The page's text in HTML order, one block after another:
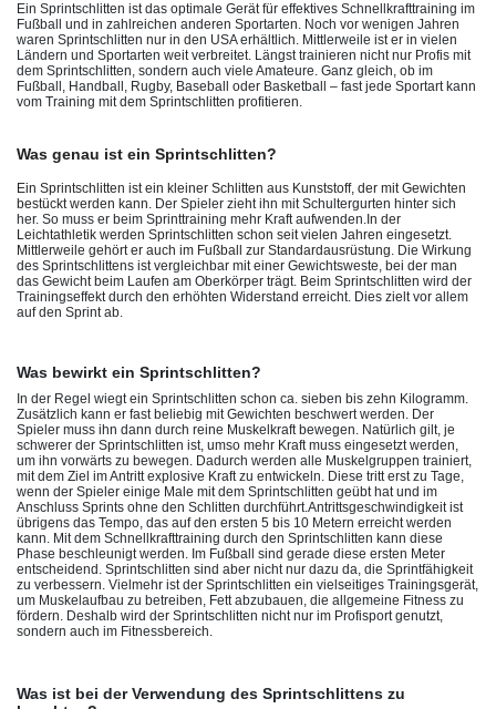
Ein Sprintschlitten ist das optimale Gerät für effektives Schnellkrafttraining im
Fußball und in zahlreichen anderen Sportarten. Noch vor wenigen Jahren
waren Sprintschlitten nur in den USA erhältlich. Mittlerweile ist er in vielen
Ländern und Sportarten weit verbreitet. Längst trainieren nicht nur Profis mit
dem Sprintschlitten, sondern auch viele Amateure. Ganz gleich, ob im
Fußball, Handball, Rugby, Baseball oder Basketball – fast jede Sportart kann
vom Training mit dem Sprintschlitten profitieren.
Was genau ist ein Sprintschlitten?
Ein Sprintschlitten ist ein kleiner Schlitten aus Kunststoff, der mit Gewichten
bestückt werden kann. Der Spieler zieht ihn mit Schultergurten hinter sich
her. So muss er beim Sprinttraining mehr Kraft aufwenden. In der
Leichtathletik werden Sprintschlitten schon seit vielen Jahren eingesetzt.
Mittlerweile gehört er auch im Fußball zur Standardausrüstung. Die Wirkung
des Sprintschlittens ist vergleichbar mit einer Gewichtsweste, bei der man
das Gewicht beim Laufen am Oberkörper trägt. Beim Sprintschlitten wird der
Trainingseffekt durch den erhöhten Widerstand erreicht. Dies zielt vor allem
auf den Sprint ab.
Was bewirkt ein Sprintschlitten?
In der Regel wiegt ein Sprintschlitten schon ca. sieben bis zehn Kilogramm.
Zusätzlich kann er fast beliebig mit Gewichten beschwert werden. Der
Spieler muss ihn dann durch reine Muskelkraft bewegen. Natürlich gilt, je
schwerer der Sprintschlitten ist, umso mehr Kraft muss eingesetzt werden,
um ihn vorwärts zu bewegen. Dadurch werden alle Muskelgruppen trainiert,
mit dem Ziel im Antritt explosive Kraft zu entwickeln. Diese tritt erst zu Tage,
wenn der Spieler einige Male mit dem Sprintschlitten geübt hat und im
Anschluss Sprints ohne den Schlitten durchführt.Antrittsgeschwindigkeit ist
übrigens das Tempo, das auf den ersten 5 bis 10 Metern erreicht werden
kann. Mit dem Schnellkrafttraining durch den Sprintschlitten kann diese
Phase beschleunigt werden. Im Fußball sind gerade diese ersten Meter
entscheidend. Sprintschlitten sind aber nicht nur dazu da, die Sprintfähigkeit
zu verbessern. Vielmehr ist der Sprintschlitten ein vielseitiges Trainingsgerät,
um Muskelaufbau zu betreiben, Fett abzubauen, die allgemeine Fitness zu
fördern. Deshalb wird der Sprintschlitten nicht nur im Profisport genutzt,
sondern auch im Fitnessbereich.
Was ist bei der Verwendung des Sprintschlittens zu